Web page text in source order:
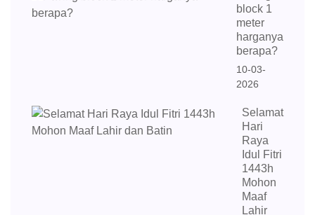
block 1
meter
harganya
berapa?
10-03-
2026
Selamat
Hari
Raya
Idul Fitri
1443h
Mohon
Maaf
Lahir